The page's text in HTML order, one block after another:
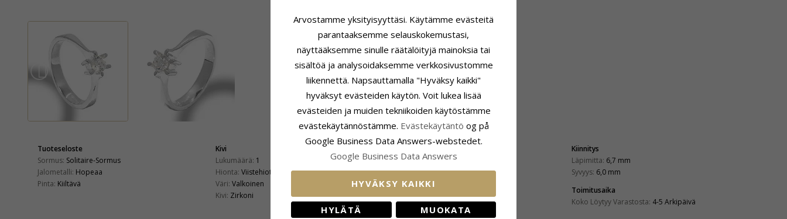
Tuoteseloste
Sormus: Solitaire-Sormus
Jalometalli: Hopeaa
Pinta: Kiiltävä
Kivi
Lukumäärä: 1
Hionta: Viistehiottu
Väri: Valkoinen
Kivi: Zirkoni
Yläosan Leveys:0,9 mm
Alaosan Leveys:2,8 mm
Paksuus Yläosa:
Paksuus Alaosa:1,0 mm
Kiinnitys
Läpimitta: 6,7 mm
Syvyys: 6,0 mm
Toimitusaika
Koko Löytyy Varastosta: 4-5 Arkipäivä
Arvostamme yksityisyyttäsi. Käytämme evästeitä
parantaaksemme selauskokemustasi,
näyttääksemme sinulle räätälöityjä mainoksia tai
sisältöä ja analysoidaksemme verkkosivustomme
liikennettä. Napsauttamalla "Hyväksy kaikki"
hyväksyt evästeiden käytön. Voit lukea lisää
evästeiden ja muiden tekniikoiden käytöstämme
evästekäytännöstämme. Evästekäytäntö og på
Google Business Data Answers-webstedet.
Google Business Data Answers
HYVÄKSY KAIKKI
HYLÄTÄ MUOKATA